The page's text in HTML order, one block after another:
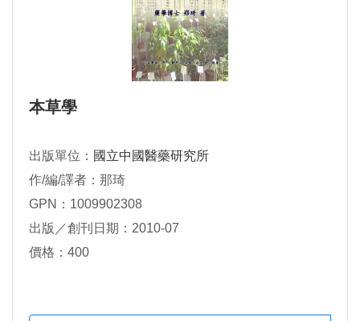
本草學
出版單位： 國立中國醫藥研究所
作/編/譯者：那琦
GPN：1009902308
出版／創刊日期：2010-07
價格：400